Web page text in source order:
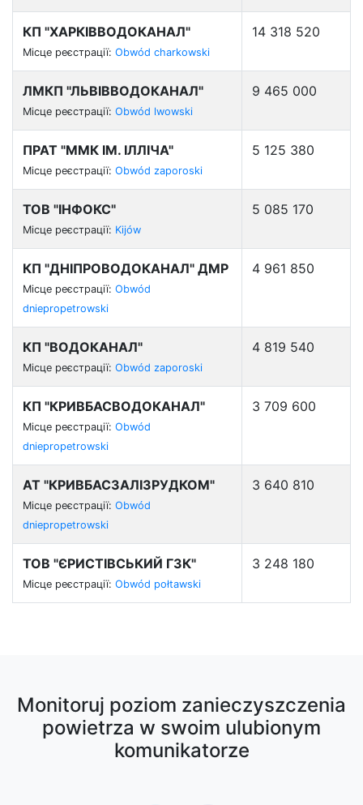
КП "ХАРКІВВОДОКАНАЛ"
Місце реєстрації: Obwód charkowski
14 318 520
ЛМКП "ЛЬВІВВОДОКАНАЛ"
Місце реєстрації: Obwód lwowski
9 465 000
ПРАТ "ММК ІМ. ІЛЛІЧА"
Місце реєстрації: Obwód zaporoski
5 125 380
ТОВ "ІНФОКС"
Місце реєстрації: Kijów
5 085 170
КП "ДНІПРОВОДОКАНАЛ" ДМР
Місце реєстрації: Obwód
dniepropetrowski
4 961 850
КП "ВОДОКАНАЛ"
Місце реєстрації: Obwód zaporoski
4 819 540
КП "КРИВБАСВОДОКАНАЛ"
Місце реєстрації: Obwód
dniepropetrowski
3 709 600
АТ "КРИВБАСЗАЛІЗРУДКОМ"
Місце реєстрації: Obwód
dniepropetrowski
3 640 810
ТОВ "ЄРИСТІВСЬКИЙ ГЗК"
Місце реєстрації: Obwód połtawski
3 248 180
Monitoruj poziom zanieczyszczenia
powietrza w swoim ulubionym
komunikatorze